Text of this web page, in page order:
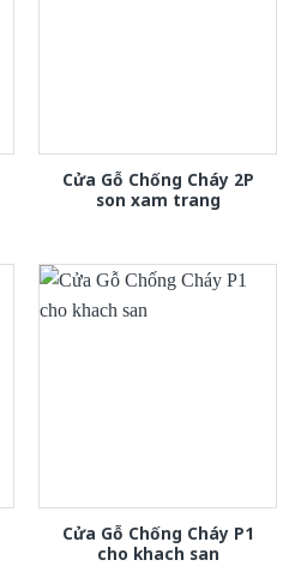
Cửa Gỗ Chống Cháy 2P
son xam trang
Cửa Gỗ Chống Cháy P1
cho khach san